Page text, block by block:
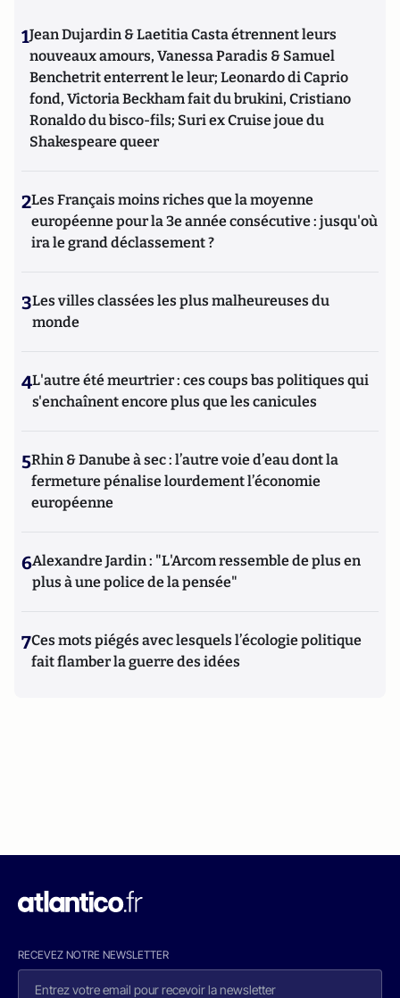
1Jean Dujardin & Laetitia Casta étrennent leurs
nouveaux amours, Vanessa Paradis & Samuel
Benchetrit enterrent le leur; Leonardo di Caprio
fond, Victoria Beckham fait du brukini, Cristiano
Ronaldo du bisco-fils; Suri ex Cruise joue du
Shakespeare queer
2Les Français moins riches que la moyenne
européenne pour la 3e année consécutive : jusqu'où
ira le grand déclassement ?
3Les villes classées les plus malheureuses du
monde
4L'autre été meurtrier : ces coups bas politiques qui
s'enchaînent encore plus que les canicules
5Rhin & Danube à sec : l’autre voie d’eau dont la
fermeture pénalise lourdement l’économie
européenne
6Alexandre Jardin : "L'Arcom ressemble de plus en
plus à une police de la pensée"
7Ces mots piégés avec lesquels l’écologie politique
fait flamber la guerre des idées
RECEVEZ NOTRE NEWSLETTER